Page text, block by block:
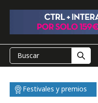
Festivales y premios